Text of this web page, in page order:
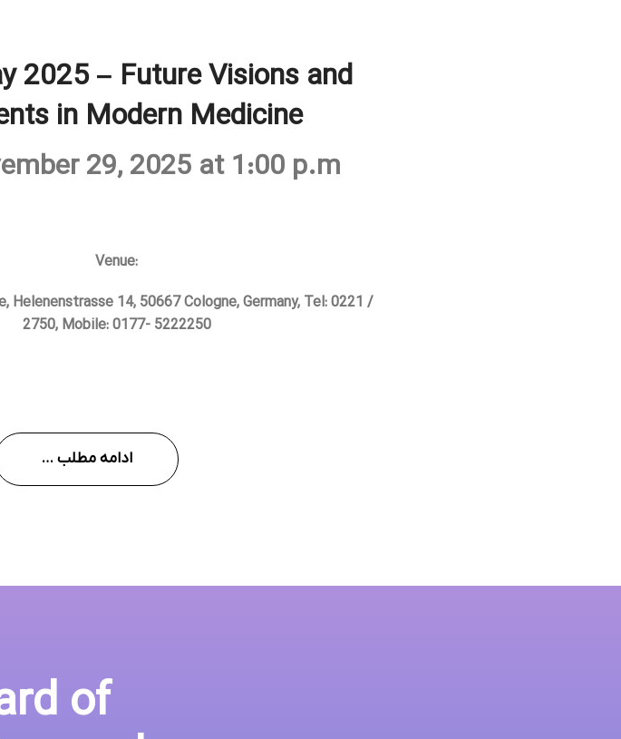
2025 – Future Visions and
in Modern Medicine
29, 2025 at 1:00 p.m
Venue:
Helenenstrasse 14, 50667 Cologne, Germany, Tel: 0221 /
2750, Mobile: 0177- 5222250
ادامه مطلب …
of